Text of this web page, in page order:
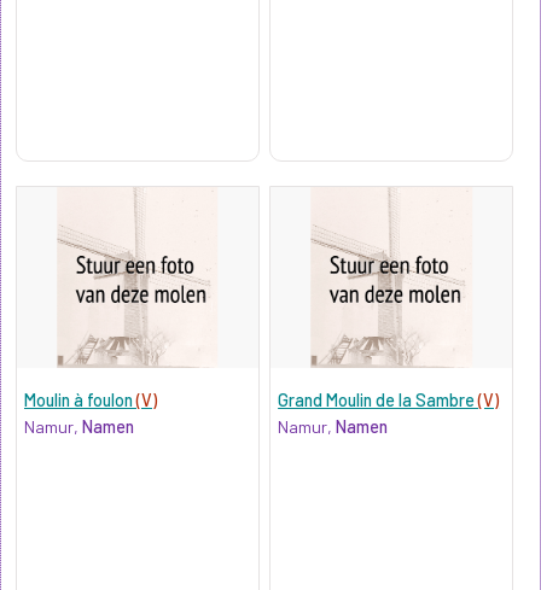
Moulin à foulon(V)
Namur, Namen
Grand Moulin de la Sambre(V)
Namur,Namen